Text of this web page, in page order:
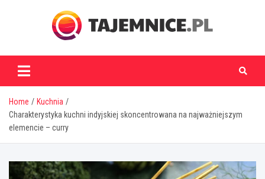
tajemnice.pl
Home
Kuchnia
Charakterystyka kuchni indyjskiej skoncentrowana na najważniejszym
elemencie – curry